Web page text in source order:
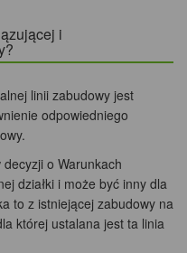
i
linii zabudowy jest
odpowiedniego
o Warunkach
działki i może być inny dla
to z istniejącej zabudowy na
której ustalana jest ta linia